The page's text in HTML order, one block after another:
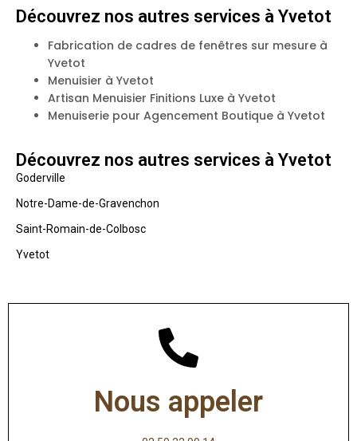
Découvrez nos autres services à Yvetot
Fabrication de cadres de fenêtres sur mesure à
Yvetot
Menuisier à Yvetot
Artisan Menuisier Finitions Luxe à Yvetot
Menuiserie pour Agencement Boutique à Yvetot
Découvrez nos autres services à Yvetot
Goderville
Notre-Dame-de-Gravenchon
Saint-Romain-de-Colbosc
Yvetot
Nous appeler